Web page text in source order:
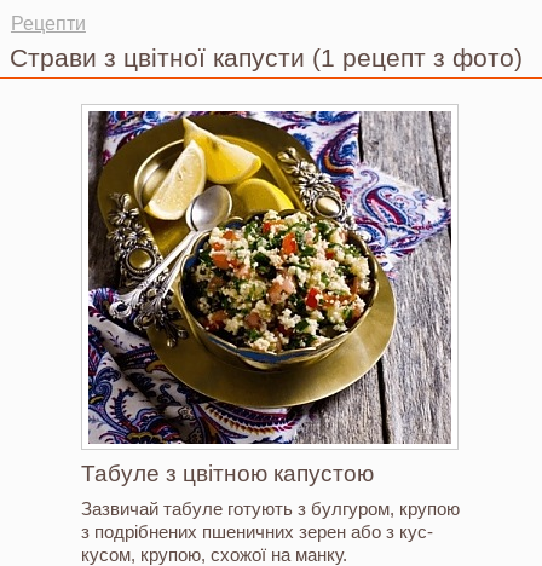
Ви тут
Рецепти
Страви з цвітної капусти (1 рецепт з фото)
Табуле з цвітною капустою
Зазвичай табуле готують з булгуром, крупою
з подрібнених пшеничних зерен або з кус-
кусом, крупою, схожої на манку.